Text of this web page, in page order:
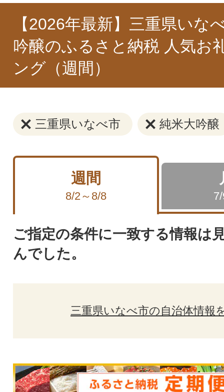
【2026年最新】三重県いな
吟醸のふるさと納税 人気お
ング（週間）
三重県いなべ市 純米大吟醸
週間
8/2～8/8
ご指定の条件に一致する情報は
んでした。
三重県いなべ市の自治体情報